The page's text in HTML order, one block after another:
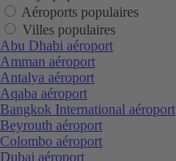
Aéroports populaires
Villes populaires
Abu Dhabi aéroport
Amman aéroport
Antalya aéroport
Aqaba aéroport
Bangkok International aéroport
Beyrouth aéroport
Colombo aéroport
Dubai aéroport